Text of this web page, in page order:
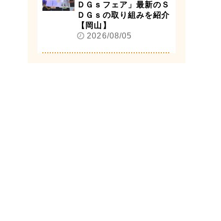
ＤＧｓフェア」最新のＳ
ＤＧｓの取り組みを紹介
【岡山】
2026/08/05